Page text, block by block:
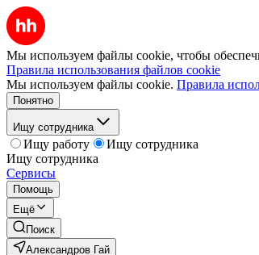
Мы используем файлы cookie, чтобы
Правила использования файлов cookie
Мы используем файлы cookie. Правила
Понятно
Ищу сотрудника
Ищу работу
Ищу сотрудника
Ищу сотрудника
Сервисы
Помощь
Ещё
Поиск
Александров Гай